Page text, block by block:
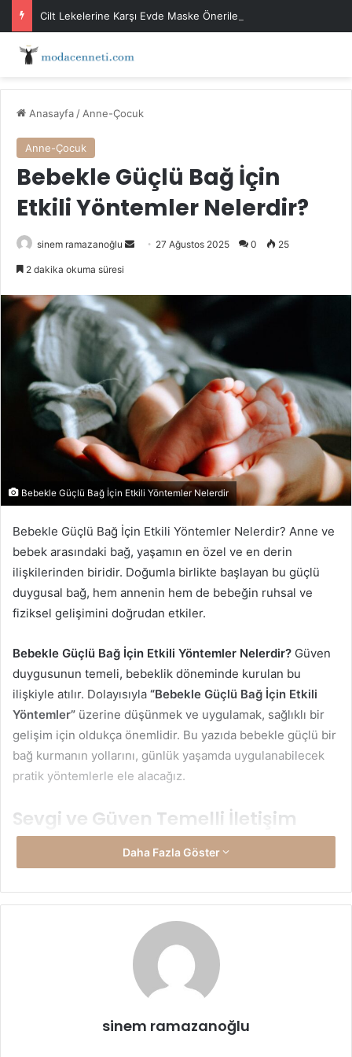
Cilt Lekelerine Karşı Evde Maske Önerileri
Anasayfa / Anne-Çocuk
Anne-Çocuk
Bebekle Güçlü Bağ İçin
Etkili Yöntemler Nelerdir?
sinem ramazanoğlu
Bir
27 Ağustos 2025 0 25
2 dakika okuma süresi
Bebekle Güçlü Bağ İçin Etkili Yöntemler Nelerdir
Bebekle Güçlü Bağ İçin Etkili Yöntemler Nelerdir? Anne ve
bebek arasındaki bağ, yaşamın en özel ve en derin
ilişkilerinden biridir. Doğumla birlikte başlayan bu güçlü
duygusal bağ, hem annenin hem de bebeğin ruhsal ve
fiziksel gelişimini doğrudan etkiler.
Bebekle Güçlü Bağ İçin Etkili Yöntemler Nelerdir? Güven
duygusunun temeli, bebeklik döneminde kurulan bu
ilişkiyle atılır. Dolayısıyla “Bebekle Güçlü Bağ İçin Etkili
Yöntemler” üzerine düşünmek ve uygulamak, sağlıklı bir
gelişim için oldukça önemlidir. Bu yazıda bebekle güçlü bir
bağ kurmanın yollarını, günlük yaşamda uygulanabilecek
pratik yöntemlerle ele alacağız.
Sevgi ve Güven Temelli İletişim
Bebekler, dünyaya gözlerini açtıkları ilk andan itibaren
güven duygusuna ihtiyaç duyar. Onları kucaklamak,
okşamak, sakin bir ses tonuyla konuşmak, güvenli bir
kokusunu almak ve sıcaklığını hissetmek, bebeğin huzur
Göz teması kurmak, bebekle iletişimin en güçlü yollarından
bebek bu duyguyu hisseder ve karşılık vermeye başlar. Bu
Daha Fazla Göster
sinem ramazanoğlu